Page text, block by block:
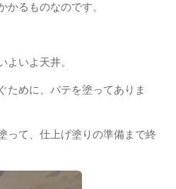
るものなのです。
よいよ天井。
ために、パテを塗ってありま
って、仕上げ塗りの準備まで終